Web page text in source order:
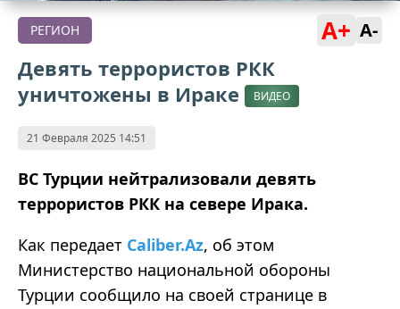
РЕГИОН A+ A-
Девять террористов РКК
уничтожены в Ираке
ВИДЕО
21 Февраля 2025 14:51
ВС Турции нейтрализовали девять
террористов РКК на севере Ирака.
Как передает Caliber.Az, об этом
Министерство национальной обороны
Турции сообщило на своей странице в